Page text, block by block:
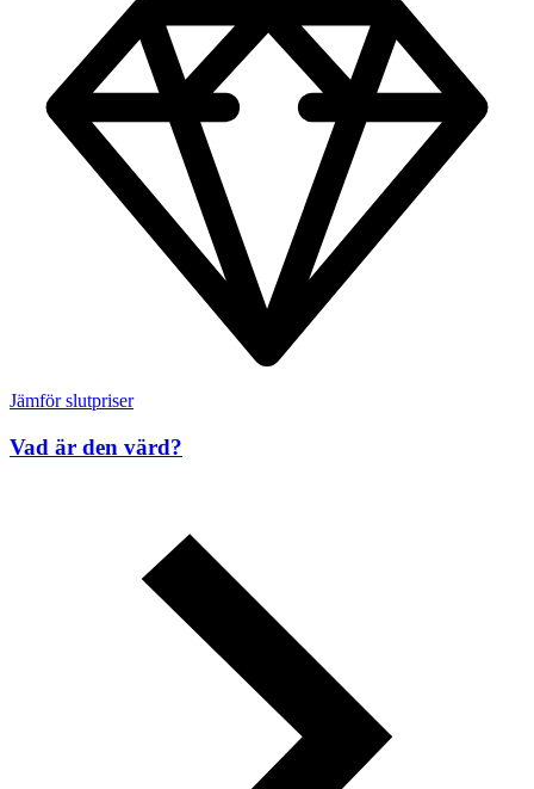
Jämför slutpriser
Vad är den värd?